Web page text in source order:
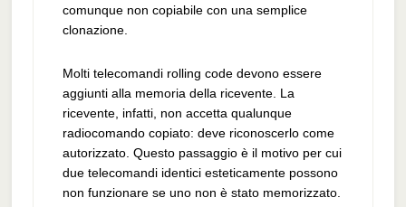
comunque non copiabile con una semplice
clonazione.
Molti telecomandi rolling code devono essere
aggiunti alla memoria della ricevente. La
ricevente, infatti, non accetta qualunque
radiocomando copiato: deve riconoscerlo come
autorizzato. Questo passaggio è il motivo per cui
due telecomandi identici esteticamente possono
non funzionare se uno non è stato memorizzato.